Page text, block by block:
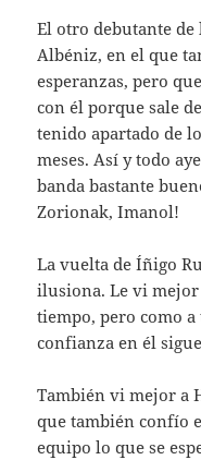
El otro debutante
Albéniz, en el que
esperanzas, pero
con él porque sale
tenido apartado de
meses. Así y todo
banda bastante
Zorionak, Imanol!
La vuelta de Íñigo
ilusiona. Le vi
tiempo, pero como
confianza en él
También vi mejor a
que también confío
equipo lo que se